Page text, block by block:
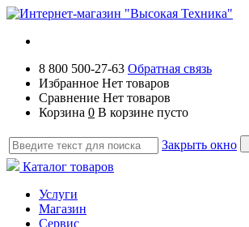
8 800 500-27-63 Обратная связь
Избранное Нет товаров
Сравнение Нет товаров
Корзина 0 В корзине пусто
Закрыть окно
Каталог товаров
Услуги
Магазин
Сервис